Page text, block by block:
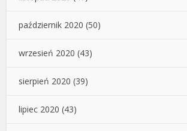
październik 2020 (50)
wrzesień 2020 (43)
sierpień 2020 (39)
lipiec 2020 (43)